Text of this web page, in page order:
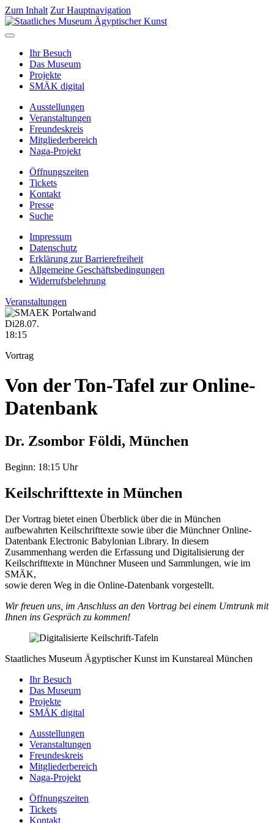
Zum Inhalt Zur Hauptnavigation
Ihr Besuch
Das Museum
Projekte
SMÄK digital
Ausstellungen
Veranstaltungen
Freundeskreis
Mitgliederbereich
Naga-Projekt
Öffnungszeiten
Tickets
Kontakt
Presse
Suche
Impressum
Datenschutz
Erklärung zur Barrierefreiheit
Allgemeine Geschäftsbedingungen
Widerrufsbelehrung
Veranstaltungen
Di28.07.
18:15
Vortrag
Von der Ton-Tafel zur Online-
Datenbank
Dr. Zsombor Földi, München
Beginn: 18:15 Uhr
Keilschrifttexte in München
Der Vortrag bietet einen Überblick über die in München
aufbewahrten Keilschrifttexte sowie über die Münchner Online-
Datenbank Electronic Babylonian Library. In diesem
Zusammenhang werden die Erfassung und Digitalisierung der
Keilschrifttexte in Münchner Museen und Sammlungen, wie im
SMÄK,
sowie deren Weg in die Online-Datenbank vorgestellt.
Wir freuen uns, im Anschluss an den Vortrag bei einem Umtrunk mit
Ihnen ins Gespräch zu kommen!
Staatliches Museum Ägyptischer Kunst im Kunstareal München
Ihr Besuch
Das Museum
Projekte
SMÄK digital
Ausstellungen
Veranstaltungen
Freundeskreis
Mitgliederbereich
Naga-Projekt
Öffnungszeiten
Tickets
Kontakt